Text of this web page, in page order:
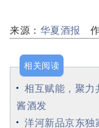
来源： 华夏酒报
相关阅读
相互赋能，聚力
酱酒发
洋河新品京东独